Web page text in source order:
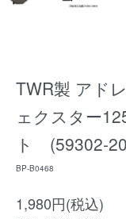
TWR製 アド
ェクスター
ト (59302-
BP-B0468
1,980円(税込)